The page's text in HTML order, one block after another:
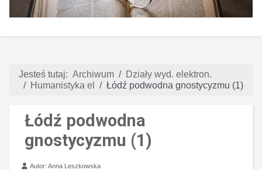
Jesteś tutaj: Archiwum
Działy wyd. elektron.
Humanistyka el
Łódź podwodna gnostycyzmu (1)
Łódź podwodna
gnostycyzmu (1)
Szczegóły
Autor:Anna Leszkowska